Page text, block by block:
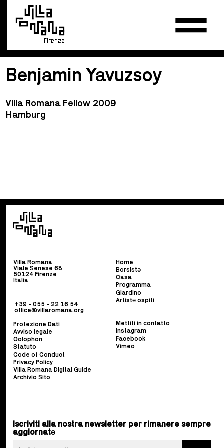
Firenze
Benjamin Yavuzsoy
Villa Romana Fellow 2009
Hamburg
Villa Romana
Viale Senese 68
50124 Firenze
Italia
+39 - 055 - 22 16 54
office@villaromana.org
Home
Borsistə
Casa
Programma
Giardino
Artistə ospiti
Protezione Dati
Avviso legale
Colophon
Statuto
Code of Conduct
Privacy Policy
Villa Romana Digital Guide
Archivio Sito
Mettiti in contatto
Instagram
Facebook
Vimeo
Iscriviti alla nostra newsletter per rimanere sempre
aggiornatə